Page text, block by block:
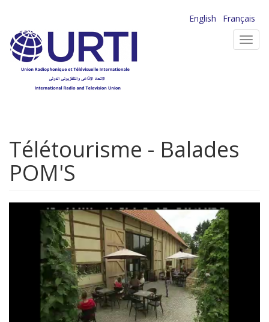
contenu
principal
English
Français
Télétourisme - Balades
POM'S